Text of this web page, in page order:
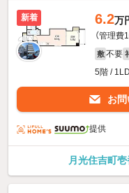
新着 6.2万
（管理費
敷 不要
5階 /
お
提供
月光住吉町